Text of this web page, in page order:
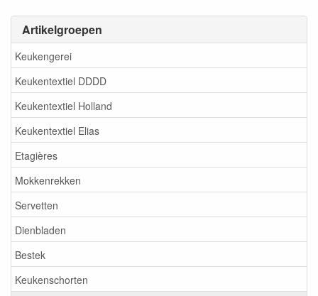
Artikelgroepen
Keukengerei
Keukentextiel DDDD
Keukentextiel Holland
Keukentextiel Elias
Etagières
Mokkenrekken
Servetten
Dienbladen
Bestek
Keukenschorten